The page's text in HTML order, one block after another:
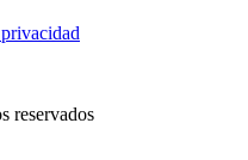
reservados